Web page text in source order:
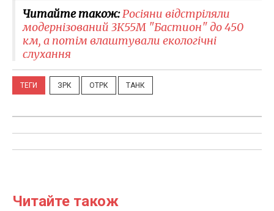
Читайте також:Росіяни відстріляли
модернізований 3К55М "Бастион" до 450
км, а потім влаштували екологічні
слухання
ТЕГИ ЗРК ОТРК ТАНК
Читайте також